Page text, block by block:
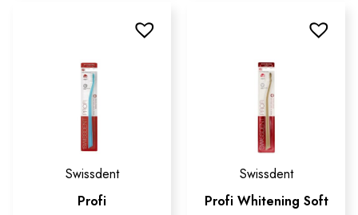
na
stronie
produktu
wybrać
na
stronie
produktu
Swissdent
Profi
Swissdent
Profi Whitening Soft